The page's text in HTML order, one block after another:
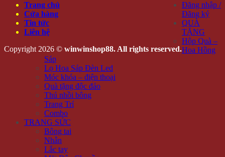
Trang chủ
Cửa hàng
Tin tức
Liên hệ
Copyright 2026 © winwinshop88. All rights reserved.
Đăng nhập /
Đăng ký
QUÀ
TẶNG
Hộp Quà –
Hoa Hồng
Sáp
Lọ Hoa Sáp Đèn Led
Móc khóa – điện thoại
Quà tặng độc đáo
Thú nhồi bông
Trang Trí
Combo
TRANG SỨC
Bông tai
Nhẫn
Lắc tay